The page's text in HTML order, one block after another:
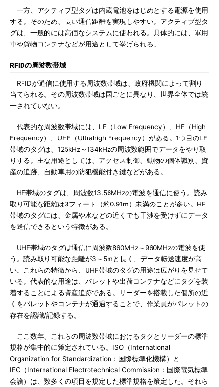
一方、アクティブ型タグは内蔵電池をはじめとする電源を使用
する。そのため、長い通信距離を実現しやすい。アクティブ型タ
グは、一般的には高価なシステムに使われる。具体的には、軍用
車や貨物コンテナなどが用途として挙げられる。
RFIDの周波数帯域
RFIDが通信に使用する周波数帯域は、政府機関によって割り
当てられる。その周波数帯域は国ごとに異なり、世界全体では統
一されていない。
代表的な周波数帯域には、LF（Low Frequency）、HF（High
Frequency）、UHF（Ultrahigh Frequency）がある。1つ目のLF
帯域のタグは、125kHz～134kHzの周波数範囲でデータをやり取
りする。主な用途としては、アクセス制御、動物の個体識別、資
産の追跡、自動車用の防犯機能付き鍵などがある。
HF帯域のタグは、周波数13.56MHzの電波を通信に使う。読み
取り可能な距離は3フィート（約0.91m）未満のことが多い。HF
帯域のタグには、金属や水などの近くでも干渉を受けずにデータ
を送信できるという特徴がある。
UHF帯域のタグは通信に周波数860MHz～960MHzの電波を使
う。読み取り可能な距離が3～5mと長く、データ転送速度が高
い。これらの特徴から、UHF帯域のタグの用途は広がりを見せて
いる。代表的な用途は、パレットや出荷コンテナなどにタグを装
着することによる資産追跡である。リーダーを搭載した個所の近
くをパレットやコンテナが通過することで、作業員がパレットの
存在を認識/記録する。
ここ数年、これらの周波数帯域におけるタグとリーダーの標準
規格が集中的に策定されている。ISO（International
Organization for Standardization：国際標準化機構）と
IEC（International Electrotechnical Commission：国際電気標準
会議）は、数多くの項目を規定した標準規格を策定した。それら